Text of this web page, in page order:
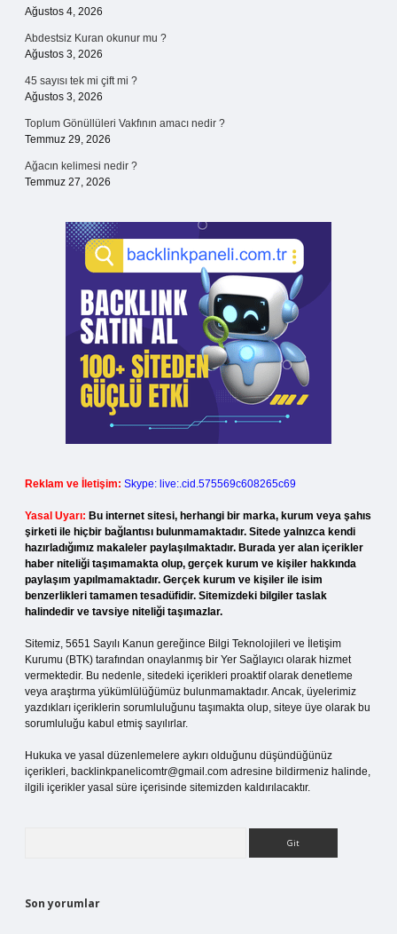
Ağustos 4, 2026
Abdestsiz Kuran okunur mu ?
Ağustos 3, 2026
45 sayısı tek mi çift mi ?
Ağustos 3, 2026
Toplum Gönüllüleri Vakfının amacı nedir ?
Temmuz 29, 2026
Ağacın kelimesi nedir ?
Temmuz 27, 2026
Reklam ve İletişim: Skype: live:.cid.575569c608265c69
Yasal Uyarı: Bu internet sitesi, herhangi bir marka, kurum veya şahıs
şirketi ile hiçbir bağlantısı bulunmamaktadır. Sitede yalnızca kendi
hazırladığımız makaleler paylaşılmaktadır. Burada yer alan içerikler
haber niteliği taşımamakta olup, gerçek kurum ve kişiler hakkında
paylaşım yapılmamaktadır. Gerçek kurum ve kişiler ile isim
benzerlikleri tamamen tesadüfidir. Sitemizdeki bilgiler taslak
halindedir ve tavsiye niteliği taşımazlar.
Sitemiz, 5651 Sayılı Kanun gereğince Bilgi Teknolojileri ve İletişim
Kurumu (BTK) tarafından onaylanmış bir Yer Sağlayıcı olarak hizmet
vermektedir. Bu nedenle, sitedeki içerikleri proaktif olarak denetleme
veya araştırma yükümlülüğümüz bulunmamaktadır. Ancak, üyelerimiz
yazdıkları içeriklerin sorumluluğunu taşımakta olup, siteye üye olarak bu
sorumluluğu kabul etmiş sayılırlar.
Hukuka ve yasal düzenlemelere aykırı olduğunu düşündüğünüz
içerikleri, backlinkpanelicomtr@gmail.com adresine bildirmeniz halinde,
ilgili içerikler yasal süre içerisinde sitemizden kaldırılacaktır.
Son yorumlar